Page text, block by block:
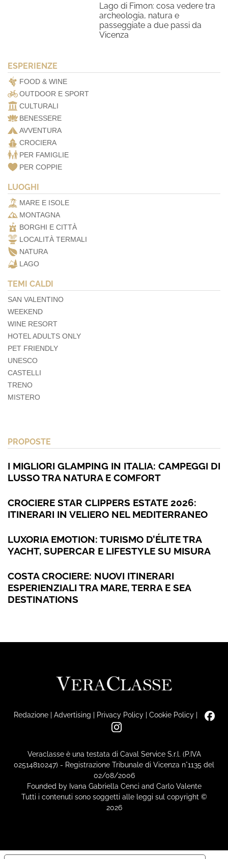
Lago di Fimon: cosa vedere tra
archeologia, natura e
passeggiate a due passi da
Vicenza
ESPERIENZE
FOOD & WINE
OUTDOOR E SPORT
CULTURALI
BENESSERE
AVVENTURA
CROCIERA
PER FAMIGLIE
PER COPPIE
LUOGHI
MARE E ISOLE
MONTAGNA
BORGHI E CITTÀ
LOCALITÀ TERMALI
NATURA
LAGO
TEMI CALDI
SAN VALENTINO
WEEKEND
WINE RESORT
HOTEL ADULTS ONLY
PET FRIENDLY
UNESCO
CASTELLI
TRENO
MISTERO
PROPOSTE
I MIGLIORI GLAMPING IN ITALIA: CAMPEGGI DI
LUSSO TRA NATURA E COMFORT
CROCIERE STAR CLIPPERS ESTATE 2026:
ITINERARI IN VELIERO NEL MEDITERRANEO
LUXORIA EMOTION: TURISMO D’ÉLITE TRA
YACHT, SUPERCAR E LIFESTYLE SU MISURA
COSTA CROCIERE: NUOVI ITINERARI
ESPERIENZIALI TRA MARE, TERRA E SEA
DESTINATIONS
Redazione| Advertising | Privacy Policy| Cookie Policy|
Veraclasse è una testata di Caval Service S.r.l. (P.IVA
02514810247) - Registrazione Tribunale di Vicenza n°1135 del
02/08/2006
Founded by Ivana Gabriella Cenci and Carlo Valente
Tutti i contenuti sono soggetti alle leggi sul copyright ©
2026